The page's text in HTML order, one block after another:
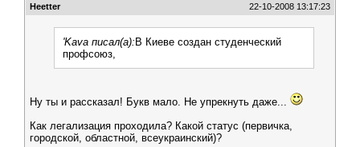
Heetter 22-10-2008 13:17:23
'Kava писал(а): В Киеве создан студенческий
профсоюз,
Ну ты и рассказал! Букв мало. Не упрекнуть даже...
Как легализация проходила? Какой статус (первичка,
городской, областной, всеукраинский)?